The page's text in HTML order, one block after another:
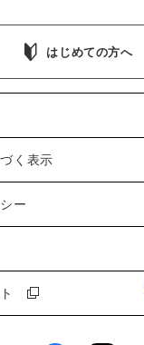
はじめての方へ
く表示
ー